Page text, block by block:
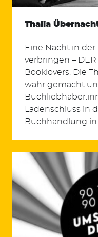
Suchen
nach:
Thalia
Eine Nacht in
verbringen –
Booklovers. Die
wahr gemacht
Ladenschluss in
Buchhandlung in